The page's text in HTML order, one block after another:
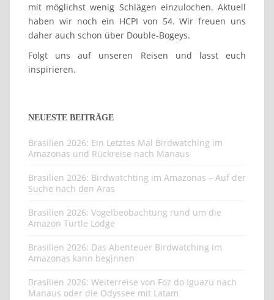
mit möglichst wenig Schlägen einzulochen. Aktuell
haben wir noch ein HCPI von 54. Wir freuen uns
daher auch schon über Double-Bogeys.
Folgt uns auf unseren Reisen und lasst euch
inspirieren.
NEUESTE BEITRÄGE
Brasilien 2026: Ein Letztes Mal Birdwatching im
Amazonas und Rückreise nach Manaus
Brasilien 2026: Birdwatchting im Amazonas – Auf der
Suche nach den Aras
Brasilien 2026: Vogelbeobachtung rund um die
Amazon Turtle Lodge
Brasilien 2026: Das Abenteuer Birdwatching im
Amazonas kann beginnen
Brasilien 2026: Weiterreise von Foz do Iguazu nach
Manaus oder die Odyssee mit Latam